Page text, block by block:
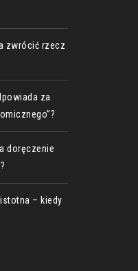
zwrócić rzecz
za
doręczenie
– kiedy